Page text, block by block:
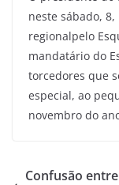
neste sábado,
regionalpelo
mandatário do
torcedores que
especial, ao
novembro do
Confusão